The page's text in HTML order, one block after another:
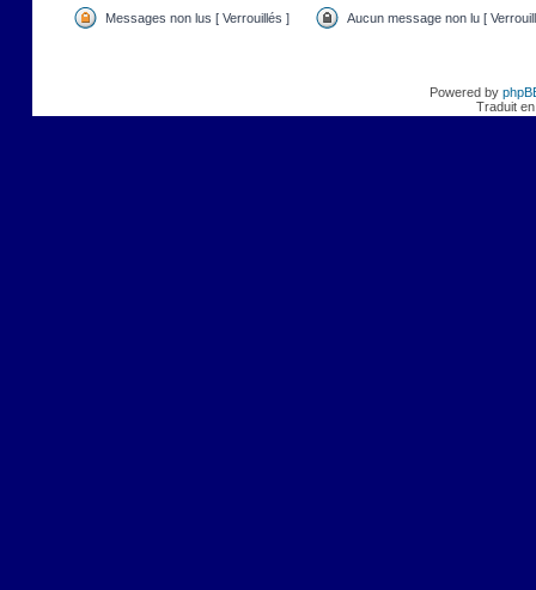
Messages non lus [ Verrouillés ] Aucun message non lu [
Powered by
Traduit